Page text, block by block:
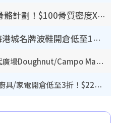
港大推賽馬會強化骨骼計劃！$100骨質密度X光檢查 完成免費運動訓練送超市禮券！附參加資格
開倉優惠 | 尖沙咀海港城名牌波鞋開倉低至1折！On鞋$899起／Joy&Peace鞋履$98起
開倉優惠｜銅鑼灣時代廣場Doughnut/Campo Marzio開倉低至1折！背囊、書包、手袋劈價$200起
廚具開倉｜特福Tefal廚具/家電開倉低至3折！$220起買平底鍋/炒鑊/湯煲！電飯煲/吸塵機/燙斗$418起